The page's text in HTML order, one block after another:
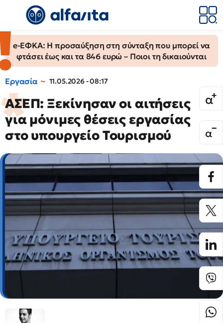
e-ΕΦΚΑ: Η προσαύξηση στη σύνταξη που μπορεί να
φτάσει έως και τα 846 ευρώ – Ποιοι τη δικαιούνται
Εργασία 11.05.2026 - 08:17
ΑΣΕΠ: Ξεκίνησαν οι αιτήσεις
για μόνιμες θέσεις εργασίας
στο υπουργείο Τουρισμού